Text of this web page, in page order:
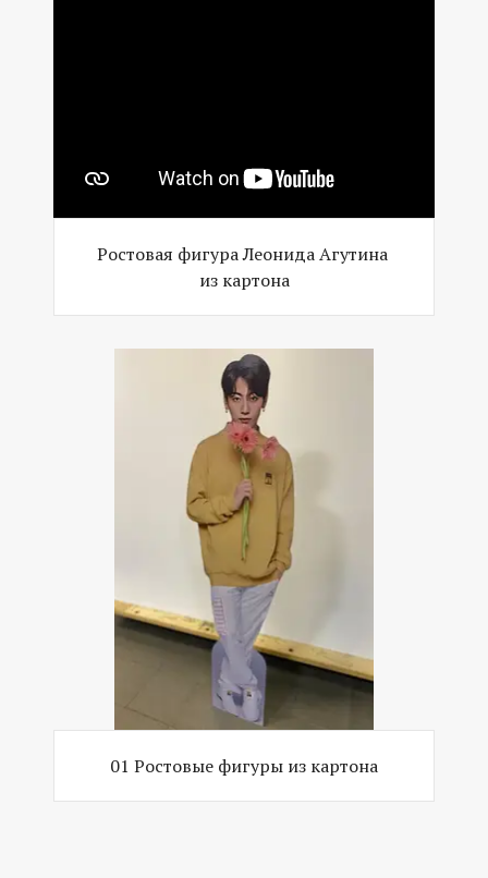
Ростовая фигура Леонида Агутина
из картона
01 Ростовые фигуры из картона